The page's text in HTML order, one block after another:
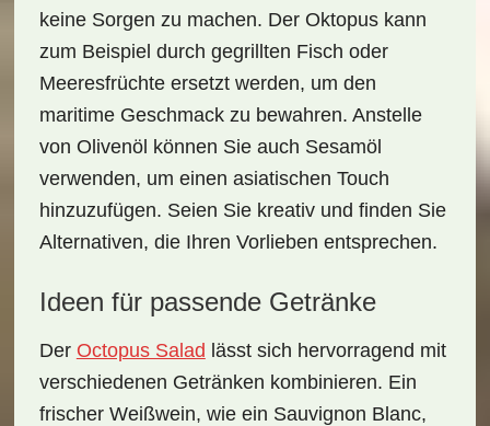
keine Sorgen zu machen. Der Oktopus kann
zum Beispiel durch gegrillten Fisch oder
Meeresfrüchteersetzt werden, um den
maritime Geschmack zu bewahren. Anstelle
von Olivenöl können Sie auch Sesamöl
verwenden, um einen asiatischen Touch
hinzuzufügen. Seien Sie kreativ und finden Sie
Alternativen, die Ihren Vorlieben entsprechen.
Ideen für passende Getränke
Der Octopus Salad lässt sich hervorragend mit
verschiedenen Getränken kombinieren. Ein
frischer Weißwein, wie ein Sauvignon Blanc,